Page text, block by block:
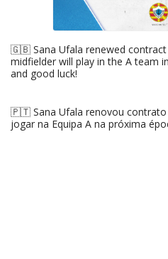
🇬🇧 Sana Ufala renewed contract
midfielder will play in the A team
and good luck!
🇵🇹 Sana Ufala renovou contrato
jogar na Equipa A na próxima